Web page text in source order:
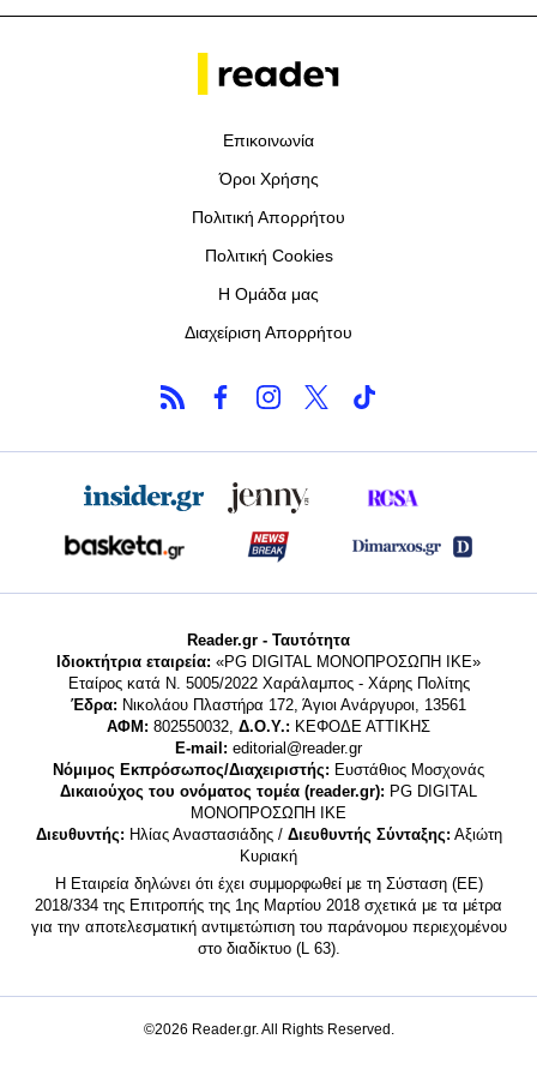
Επικοινωνία
Όροι Χρήσης
Πολιτική Απορρήτου
Πολιτική Cookies
Η Ομάδα μας
Διαχείριση Απορρήτου
Reader.gr - Ταυτότητα
Ιδιοκτήτρια εταιρεία: «PG DIGITAL MONΟΠΡΟΣΩΠΗ ΙΚΕ»
Εταίρος κατά Ν. 5005/2022 Χαράλαμπος - Χάρης Πολίτης
Έδρα: Νικολάου Πλαστήρα 172, Άγιοι Ανάργυροι, 13561
ΑΦΜ: 802550032, Δ.Ο.Υ.: ΚΕΦΟΔΕ ΑΤΤΙΚΗΣ
E-mail: editorial@reader.gr
Νόμιμος Εκπρόσωπος/Διαχειριστής: Ευστάθιος Μοσχονάς
Δικαιούχος του ονόματος τομέα (reader.gr): PG DIGITAL
MONΟΠΡΟΣΩΠΗ ΙΚΕ
Διευθυντής: Ηλίας Αναστασιάδης / Διευθυντής Σύνταξης: Αξιώτη
Κυριακή
Η Εταιρεία δηλώνει ότι έχει συμμορφωθεί με τη Σύσταση (ΕΕ)
2018/334 της Επιτροπής της 1ης Μαρτίου 2018 σχετικά με τα μέτρα
για την αποτελεσματική αντιμετώπιση του παράνομου περιεχομένου
στο διαδίκτυο (L 63).
©2026 Reader.gr. All Rights Reserved.